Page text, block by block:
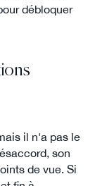
débloquer
il n'a pas le
son
de vue. Si